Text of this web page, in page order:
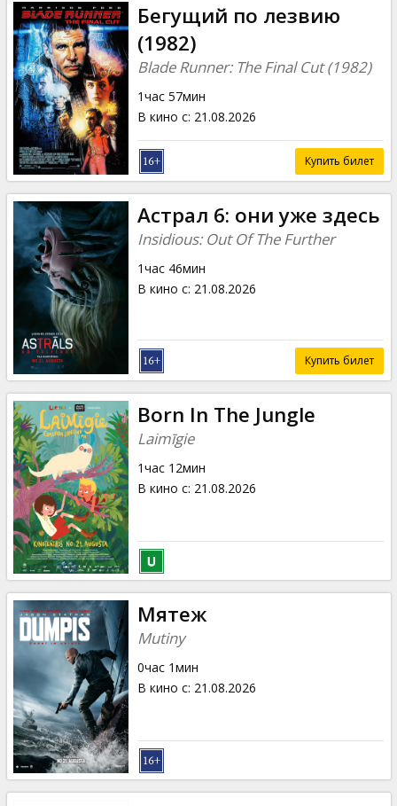
Бегущий по лезвию
(1982)
Blade Runner: The Final Cut (1982)
1час 57мин
В кино с: 21.08.2026
Купить билет
Астрал 6: они уже здесь
Insidious: Out Of The Further
1час 46мин
В кино с: 21.08.2026
Купить билет
Born In The Jungle
Laimīgie
1час 12мин
В кино с: 21.08.2026
Мятеж
Mutiny
0час 1мин
В кино с: 21.08.2026